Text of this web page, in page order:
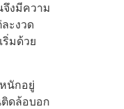
งมีความ
ะงวด
มด้วย
นักอยู่
ดล้อบอก